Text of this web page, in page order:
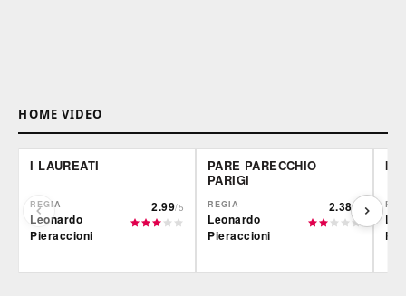
HOME VIDEO
I LAUREATI
REGIA
Leonardo
Pieraccioni
2.99/5
PARE PARECCHIO
PARIGI
REGIA
Leonardo
Pieraccioni
2.38/5
IL